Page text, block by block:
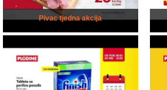
Pivac tjedna akcija